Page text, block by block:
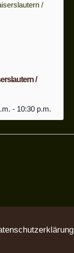
/
- 10:30 p.m.